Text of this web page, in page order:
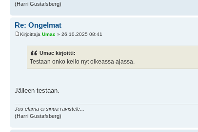
(Harri Gustafsberg)
Re: Ongelmat
Kirjoittaja Umac » 26.10.2025 08:41
Umac kirjoitti:
Testaan onko kello nyt oikeassa ajassa.
Jälleen testaan.
Jos elämä ei sinua ravistele...
(Harri Gustafsberg)